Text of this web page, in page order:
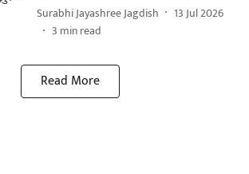
Surabhi Jayashree Jagdish
13 Jul 2026
3 min read
Read More